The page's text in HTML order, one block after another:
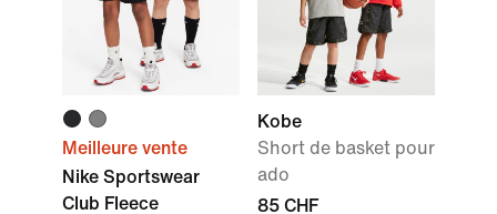
Meilleure vente
Nike Sportswear
Club Fleece
Kobe
Short de basket pour
ado
85 CHF